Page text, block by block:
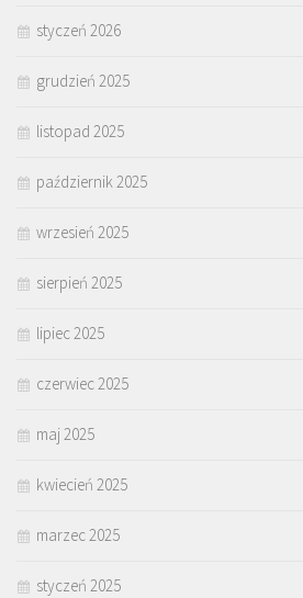
styczeń 2026
grudzień 2025
listopad 2025
październik 2025
wrzesień 2025
sierpień 2025
lipiec 2025
czerwiec 2025
maj 2025
kwiecień 2025
marzec 2025
styczeń 2025